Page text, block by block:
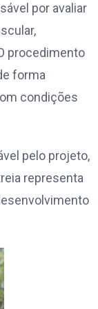
por avaliar
procedimento
forma
condições
pelo projeto,
representa